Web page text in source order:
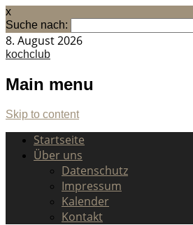
x
Suche nach:
8. August 2026
kochclub
Main menu
Skip to content
Startseite
Über uns
Datenschutz
Impressum
Kalender
Kontakt